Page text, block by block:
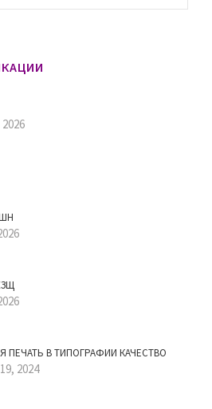
ПЕЧАТЬ В ТИПОГРАФИИ КАЧЕСТВО
2024